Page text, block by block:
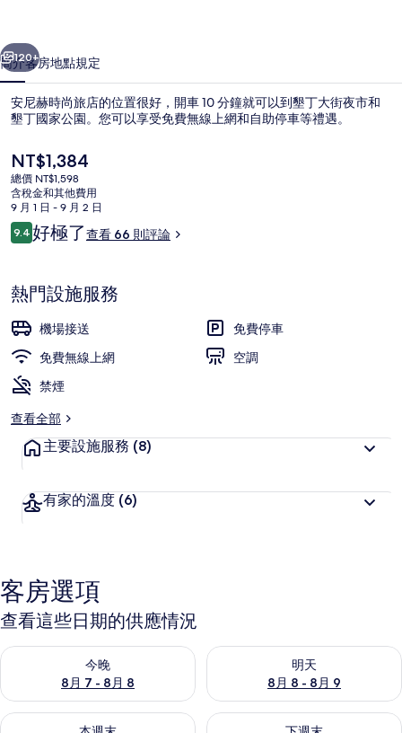
的
相
片
個 下一個
120+
簡介客房地點規定
安尼赫時尚旅店的位置很好，開車 10 分鐘就可以到墾丁大街夜市和
墾丁國家公園。您可以享受免費無線上網和自助停車等禮遇。
目
前
的
價
格
是
NT$1,384
總價 NT$1,598
含稅金和其他費用
9 月 1 日 - 9 月 2 日
評
論
9.49.4 分，滿分 10 分，
好極了查看 66 則評論
熱門設施服務
機場接送
免費停車
免費無線上網
空調
禁煙
查看全部
主要設施服務 (8)
有家的溫度 (6)
客房選項
查看這些日期的供應情況
今晚
8月 7 - 8月 8
查看今晚 (8月 7 - 8月 8) 的供應情況
明天
8月 8 - 8月 9
查看明天 (8月 8 - 8月 9) 的供
查看本週末 (8月 7 - 8月 9) 的供應情況查看下週末 (8月 14 - 8月 16)